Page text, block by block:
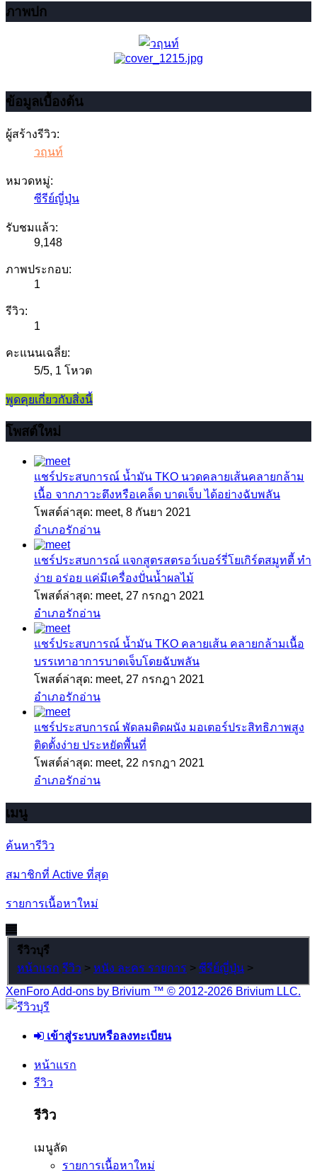
ภาพปก
ข้อมูลเบื้องต้น
ผู้สร้างรีวิว:
วฤนท์
หมวดหมู่:
ซีรีย์ญี่ปุ่น
รับชมแล้ว:
9,148
ภาพประกอบ:
1
รีวิว:
1
คะแนนเฉลี่ย:
5/5, 1 โหวต
พูดคุยเกี่ยวกับสิ่งนี้
โพสต์ใหม่
แชร์ประสบการณ์ น้ำมัน TKO นวดคลายเส้นคลายกล้าม
เนื้อ จากภาวะตึงหรือเคล็ด บาดเจ็บ ได้อย่างฉับพลัน
โพสต์ล่าสุด: meet, 8 กันยา 2021
อำเภอรักอ่าน
แชร์ประสบการณ์ แจกสูตรสตรอว์เบอร์รี่โยเกิร์ตสมูทตี้ ทำ
ง่าย อร่อย แค่มีเครื่องปั่นน้ำผลไม้
โพสต์ล่าสุด: meet, 27 กรกฎา 2021
อำเภอรักอ่าน
แชร์ประสบการณ์ น้ำมัน TKO คลายเส้น คลายกล้ามเนื้อ
บรรเทาอาการบาดเจ็บโดยฉับพลัน
โพสต์ล่าสุด: meet, 27 กรกฎา 2021
อำเภอรักอ่าน
แชร์ประสบการณ์ พัดลมติดผนัง มอเตอร์ประสิทธิภาพสูง
ติดตั้งง่าย ประหยัดพื้นที่
โพสต์ล่าสุด: meet, 22 กรกฎา 2021
อำเภอรักอ่าน
เมนู
ค้นหารีวิว
สมาชิกที่ Active ที่สุด
รายการเนื้อหาใหม่
รีวิวบุรี
หน้าแรก รีวิว > หนัง ละคร รายการ > ซีรีย์ญี่ปุ่น >
XenForo Add-ons by Brivium ™ © 2012-2026 Brivium LLC.
เข้าสู่ระบบหรือลงทะเบียน
หน้าแรก
รีวิว
รีวิว
เมนูลัด
รายการเนื้อหาใหม่